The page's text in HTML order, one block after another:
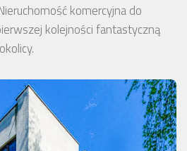
komercyjna do
kolejności fantastyczną